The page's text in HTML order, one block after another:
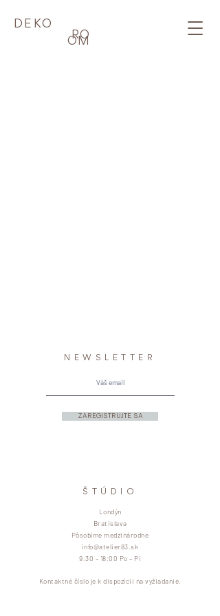
DEKO
RO
OM
NEWSLETTER
ZAREGISTRUJTE SA
ŠTÚDIO
Londýn
Bratislava
Pôsobíme medzinárodne
info@atelier83.sk
9:30 – 18:00 Po – Pi
Kontaktné číslo je k dispozícii na vyžiadanie.